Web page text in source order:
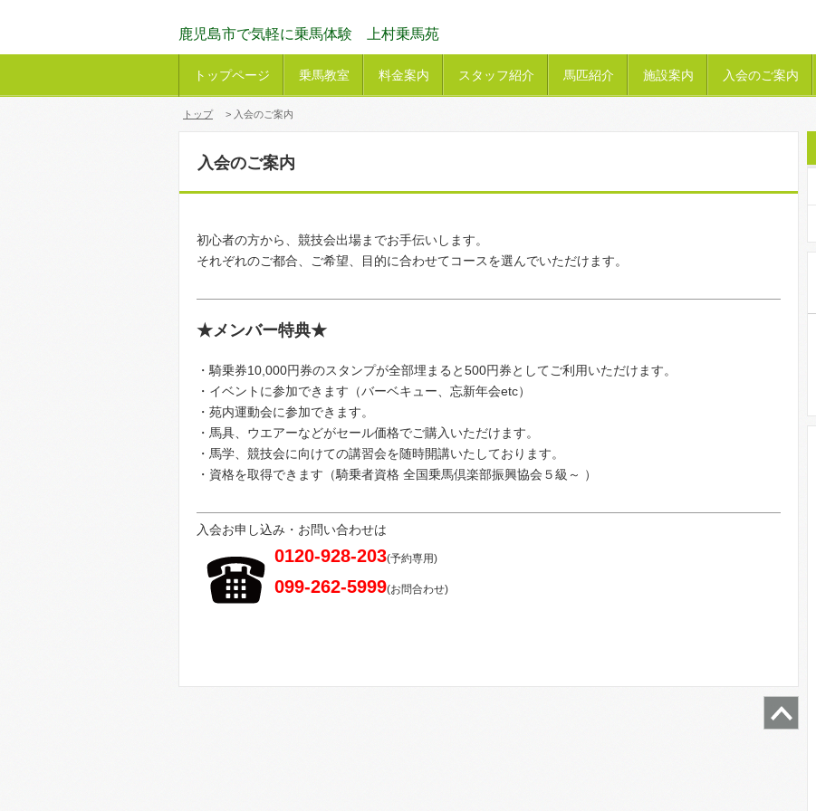
鹿児島市で気軽に乗馬体験 上村乗馬苑
トップページ 乗馬教室 料金案内 スタッフ紹介 馬匹紹介 施設案内 入会のご案内
トップ > 入会のご案内
入会のご案内
初心者の方から、競技会出場までお手伝いします。
それぞれのご都合、ご希望、目的に合わせてコースを選んでいただけます。
★メンバー特典★
・騎乗券10,000円券のスタンプが全部埋まると500円券としてご利用いただけます。
・イベントに参加できます（バーベキュー、忘新年会etc）
・苑内運動会に参加できます。
・馬具、ウエアーなどがセール価格でご購入いただけます。
・馬学、競技会に向けての講習会を随時開講いたしております。
・資格を取得できます（騎乗者資格 全国乗馬倶楽部振興協会５級～ ）
入会お申し込み・お問い合わせは
0120-928-203(予約専用)
099-262-5999(お問合わせ)